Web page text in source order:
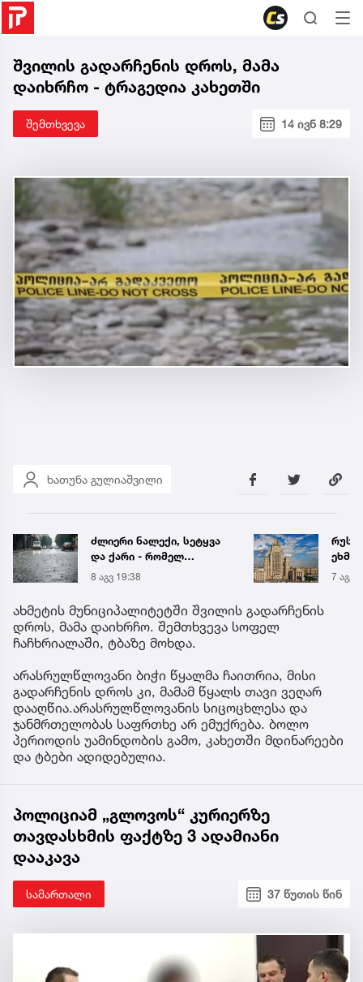
შვილის გადარჩენის დროს, მამა
დაიხრჩო - ტრაგედია კახეთში
შემთხვევა 14 ივნ 8:29
ხათუნა გულიაშვილი
ძლიერი ნალექი, სეტყვა
და ქარი - რომელ
რეგიონს ემუქრება
წყალმოვარდნებისა და
მეწყრის საფრთხე
8 აგვ 19:38 7 აგვ
ახმეტის მუნიციპალიტეტში შვილის გადარჩენის
დროს, მამა დაიხრჩო. შემთხვევა სოფელ
ჩაჩხრიალაში, ტბაზე მოხდა.
არასრულწლოვანი ბიჭი წყალმა ჩაითრია, მისი
გადარჩენის დროს კი, მამამ წყალს თავი ვეღარ
დააღწია.არასრულწლოვანის სიცოცხლესა და
ჯანმრთელობას საფრთხე არ ემუქრება. ბოლო
პერიოდის უამინდობის გამო, კახეთში მდინარეები
და ტბები ადიდებულია.
პოლიციამ „გლოვოს“ კურიერზე
თავდასხმის ფაქტზე 3 ადამიანი
დააკავა
სამართალი 37 წუთის წინ